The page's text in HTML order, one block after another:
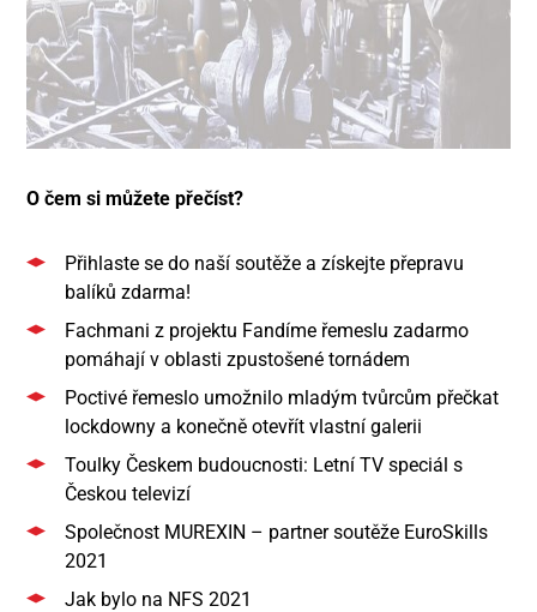
O čem si můžete přečíst?
Přihlaste se do naší soutěže a získejte přepravu
balíků zdarma!
Fachmani z projektu Fandíme řemeslu zadarmo
pomáhají v oblasti zpustošené tornádem
Poctivé řemeslo umožnilo mladým tvůrcům přečkat
lockdowny a konečně otevřít vlastní galerii
Toulky Českem budoucnosti: Letní TV speciál s
Českou televizí
Společnost MUREXIN – partner soutěže EuroSkills
2021
Jak bylo na NFS 2021